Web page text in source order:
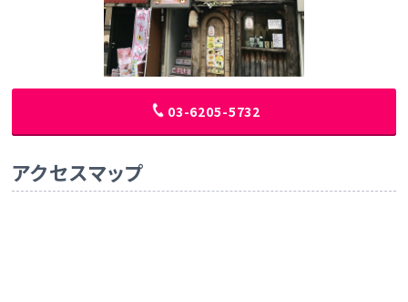
03-6205-5732
アクセスマップ